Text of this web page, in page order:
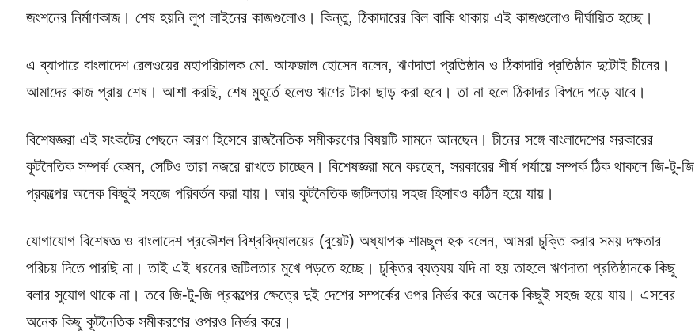
জংশনের নির্মাণকাজ। শেষ হয়নি লুপ লাইনের কাজগুলোও। কিন্তু, ঠিকাদারের বিল বাকি থাকায় এই কাজগুলোও দীর্ঘায়িত হচ্ছে।
এ ব্যাপারে বাংলাদেশ রেলওয়ের মহাপরিচালক মো. আফজাল হোসেন বলেন, ঋণদাতা প্রতিষ্ঠান ও ঠিকাদারি প্রতিষ্ঠান দুটোই চীনের।
আমাদের কাজ প্রায় শেষ। আশা করছি, শেষ মুহূর্তে হলেও ঋণের টাকা ছাড় করা হবে। তা না হলে ঠিকাদার বিপদে পড়ে যাবে।
বিশেষজ্ঞরা এই সংকটের পেছনে কারণ হিসেবে রাজনৈতিক সমীকরণের বিষয়টি সামনে আনছেন। চীনের সঙ্গে বাংলাদেশের সরকারের
কূটনৈতিক সম্পর্ক কেমন, সেটিও তারা নজরে রাখতে চাচ্ছেন। বিশেষজ্ঞরা মনে করছেন, সরকারের শীর্ষ পর্যায়ে সম্পর্ক ঠিক থাকলে জি-টু-জি
প্রকল্পের অনেক কিছুই সহজে পরিবর্তন করা যায়। আর কূটনৈতিক জটিলতায় সহজ হিসাবও কঠিন হয়ে যায়।
যোগাযোগ বিশেষজ্ঞ ও বাংলাদেশ প্রকৌশল বিশ্ববিদ্যালয়ের (বুয়েট) অধ্যাপক শামছুল হক বলেন, আমরা চুক্তি করার সময় দক্ষতার
পরিচয় দিতে পারছি না। তাই এই ধরনের জটিলতার মুখে পড়তে হচ্ছে। চুক্তির ব্যত্যয় যদি না হয় তাহলে ঋণদাতা প্রতিষ্ঠানকে কিছু
বলার সুযোগ থাকে না। তবে জি-টু-জি প্রকল্পের ক্ষেত্রে দুই দেশের সম্পর্কের ওপর নির্ভর করে অনেক কিছুই সহজ হয়ে যায়। এসবের
অনেক কিছু কূটনৈতিক সমীকরণের ওপরও নির্ভর করে।